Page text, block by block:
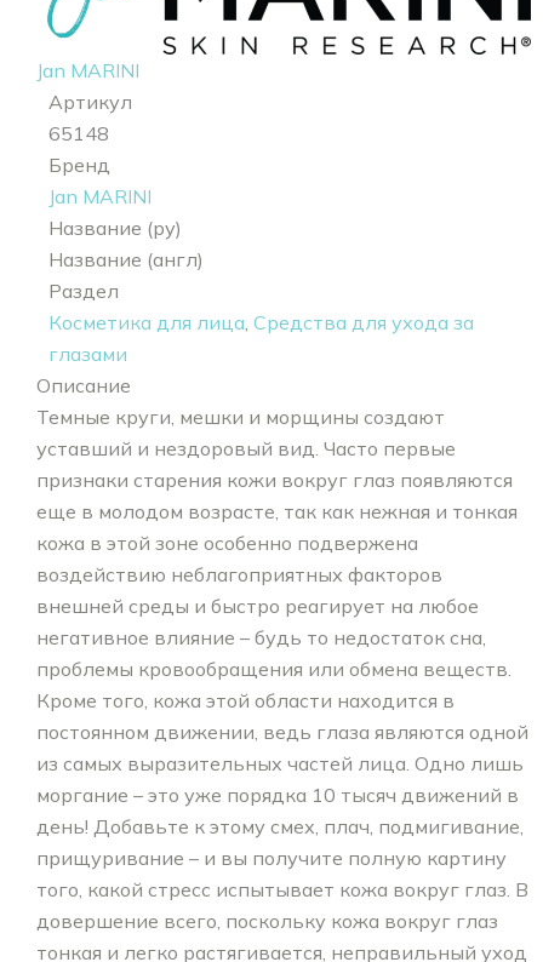
Jan MARINI
Артикул
65148
Бренд
Jan MARINI
Название (ру)
Название (англ)
Раздел
Косметика для лица Средства для ухода за
глазами
Описание
Темные круги, мешки и морщины создают
уставший и нездоровый вид. Часто первые
признаки старения кожи вокруг глаз появляются
еще в молодом возрасте, так как нежная и тонкая
кожа в этой зоне особенно подвержена
воздействию неблагоприятных факторов
внешней среды и быстро реагирует на любое
негативное влияние – будь то недостаток сна,
проблемы кровообращения или обмена веществ.
Кроме того, кожа этой области находится в
постоянном движении, ведь глаза являются одной
из самых выразительных частей лица. Одно лишь
моргание – это уже порядка 10 тысяч движений в
день! Добавьте к этому смех, плач, подмигивание,
прищуривание – и вы получите полную картину
того, какой стресс испытывает кожа вокруг глаз. В
довершение всего, поскольку кожа вокруг глаз
тонкая и легко растягивается, неправильный уход